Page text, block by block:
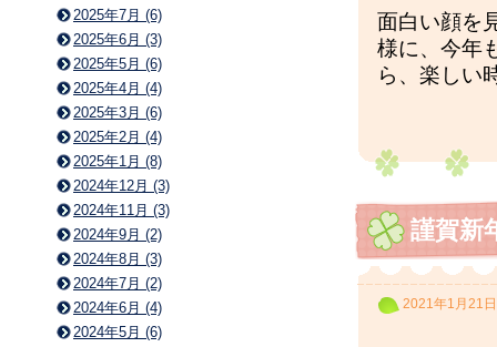
面白い顔を
様に、今年
ら、楽しい
謹賀新
2021年1月21日
2025年7月 (6)
2025年6月 (3)
2025年5月 (6)
2025年4月 (4)
2025年3月 (6)
2025年2月 (4)
2025年1月 (8)
2024年12月 (3)
2024年11月 (3)
2024年9月 (2)
2024年8月 (3)
2024年7月 (2)
2024年6月 (4)
2024年5月 (6)